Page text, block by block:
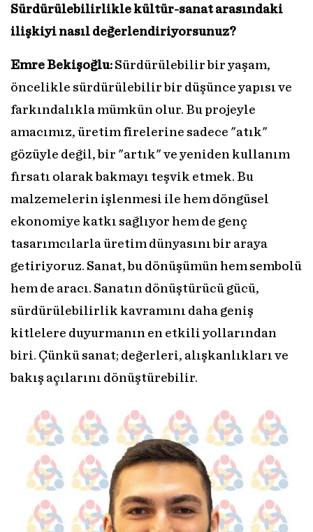
Sürdürülebilirlikle kültür-sanat arasındaki
ilişkiyi nasıl değerlendiriyorsunuz?
Emre Bekişoğlu: Sürdürülebilir bir yaşam,
öncelikle sürdürülebilir bir düşünce yapısı ve
farkındalıkla mümkün olur. Bu projeyle
amacımız, üretim firelerine sadece "atık"
gözüyle değil, bir "artık" ve yeniden kullanım
fırsatı olarak bakmayı teşvik etmek. Bu
malzemelerin işlenmesi ile hem döngüsel
ekonomiye katkı sağlıyor hem de genç
tasarımcılarla üretim dünyasını bir araya
getiriyoruz. Sanat, bu dönüşümün hem sembolü
hem de aracı. Sanatın dönüştürücü gücü,
sürdürülebilirlik kavramını daha geniş
kitlelere duyurmanın en etkili yollarından
biri. Çünkü sanat; değerleri, alışkanlıkları ve
bakış açılarını dönüştürebilir.